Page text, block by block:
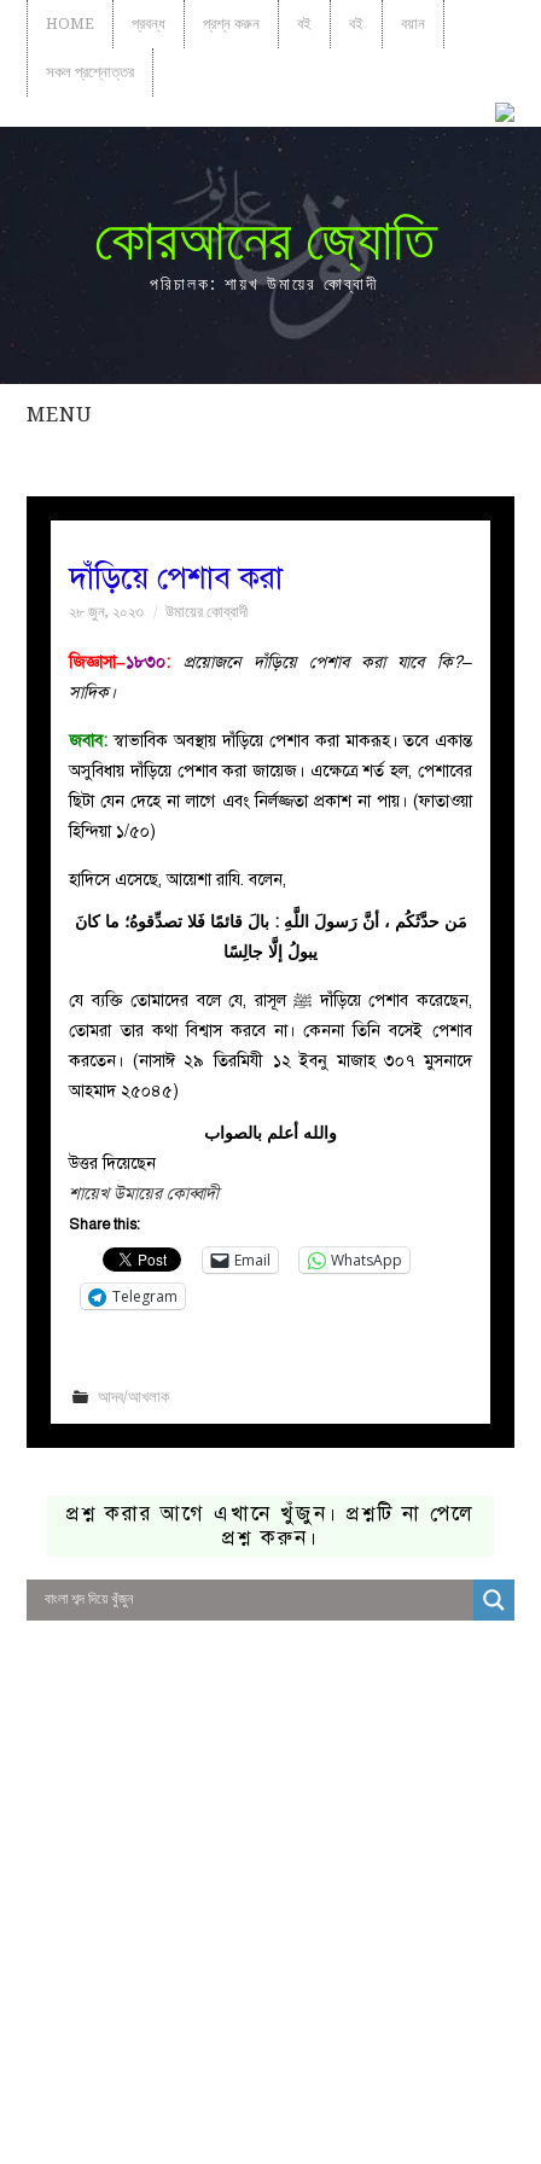
HOME প্রবন্ধ প্রশ্ন করুন বই বই বয়ান
সকল প্রশ্নোত্তর
কোরআনের জ্যোতি
পরিচালক: শায়খ উমায়ের কোব্বাদী
MENU
সকল
নারীদের
ইসলাহী
মজলিস
দাঁড়িয়ে পেশাব করা
২৮ জুন, ২০২৩ উমায়ের কোব্বাদী
জিজ্ঞাসা–১৮৩০:
প্রয়োজনে দাঁড়িয়ে পেশাব করা যাবে কি?–
সাদিক।
জবাব: স্বাভাবিক অবস্থায় দাঁড়িয়ে পেশাব করা মাকরূহ। তবে একান্ত
অসুবিধায় দাঁড়িয়ে পেশাব করা জায়েজ। এক্ষেত্রে শর্ত হল, পেশাবের
ছিটা যেন দেহে না লাগে এবং নির্লজ্জতা প্রকাশ না পায়। (ফাতাওয়া
হিন্দিয়া ১/৫০)
হাদিসে এসেছে, আয়েশা রাযি. বলেন,
مَن حدَّثَكُم ، أنَّ رَسولَ اللَّهِ : بالَ قائمًا فَلا تصدِّقوهُ؛ ما كانَ
يبولُ إلَّا جالِسًا
যে ব্যক্তি তোমাদের বলে যে, রাসূল ﷺ দাঁড়িয়ে পেশাব করেছেন,
তোমরা তার কথা বিশ্বাস করবে না। কেননা তিনি বসেই পেশাব
করতেন। (নাসাঈ ২৯ তিরমিযী ১২ ইবনু মাজাহ ৩০৭ মুসনাদে
আহমাদ ২৫০৪৫)
والله أعلم بالصواب
উত্তর দিয়েছেন
শায়েখ উমায়ের কোব্বাদী
Share this:
Email
WhatsApp
Telegram
আদব/আখলাক
প্রশ্ন করার আগে এখানে খুঁজুন। প্রশ্নটি না পেলে
প্রশ্ন করুন।